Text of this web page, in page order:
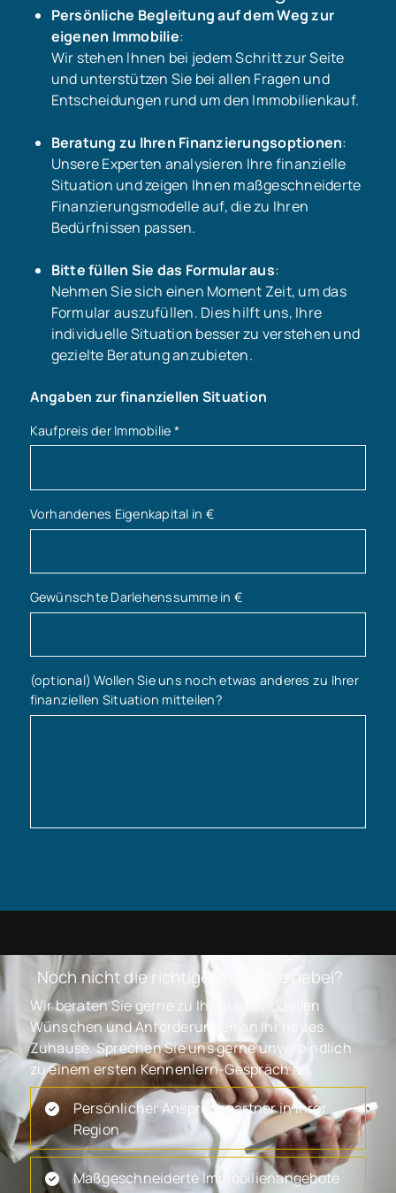
Persönliche Begleitung auf dem Weg zur
eigenen Immobilie:
Wir stehen Ihnen bei jedem Schritt zur Seite
und unterstützen Sie bei allen Fragen und
Entscheidungen rund um den Immobilienkauf.
Beratung zu Ihren Finanzierungsoptionen:
Unsere Experten analysieren Ihre finanzielle
Situation und zeigen Ihnen maßgeschneiderte
Finanzierungsmodelle auf, die zu Ihren
Bedürfnissen passen.
Bitte füllen Sie das Formular aus:
Nehmen Sie sich einen Moment Zeit, um das
Formular auszufüllen. Dies hilft uns, Ihre
individuelle Situation besser zu verstehen und
gezielte Beratung anzubieten.
Angaben zur finanziellen Situation
Kaufpreis der Immobilie *
Vorhandenes Eigenkapital in €
Gewünschte Darlehenssumme in €
(optional) Wollen Sie uns noch etwas anderes zu Ihrer
finanziellen Situation mitteilen?
Noch nicht die richtige Immobilie dabei?
Wir beraten Sie gerne zu Ihren individuellen
Wünschen und Anforderungen an Ihr neues
Zuhause. Sprechen Sie uns gerne unverbindlich
zu einem ersten Kennenlern-Gespräch an.
Persönlicher Ansprechpartner in Ihrer
Region
Maßgeschneiderte Immobilienangebote